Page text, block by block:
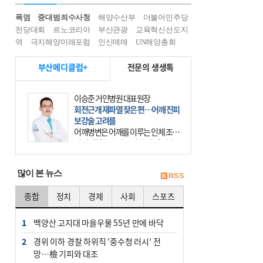
폭염 중대범죄수사청 해양수산부
더불어민주당
전당대회
르노코리아 부산관광
교육혁신선도지
역
극지해양미래포럼 인신매매 UN해양총회
부산메디클럽+ 전문의 생생톡
이승준 거인병원 대표원장
회전근개 재파열 잦은 편…어깨 진피
보강술 고려를
어깨병변은 어깨를 이루는 인체 조직
에 발생하는 손상을 말한다. 여기에
는 오십견과 회전근개 증후군, 어깨
많이 본 뉴스
종합 정치 경제 사회 스포츠
1
백양산 고지대 마을우물 55년 만에 바닥
2
경위 이하 경찰 하위직 ‘중수청 러시’ 전
망…檢 기피와 대조